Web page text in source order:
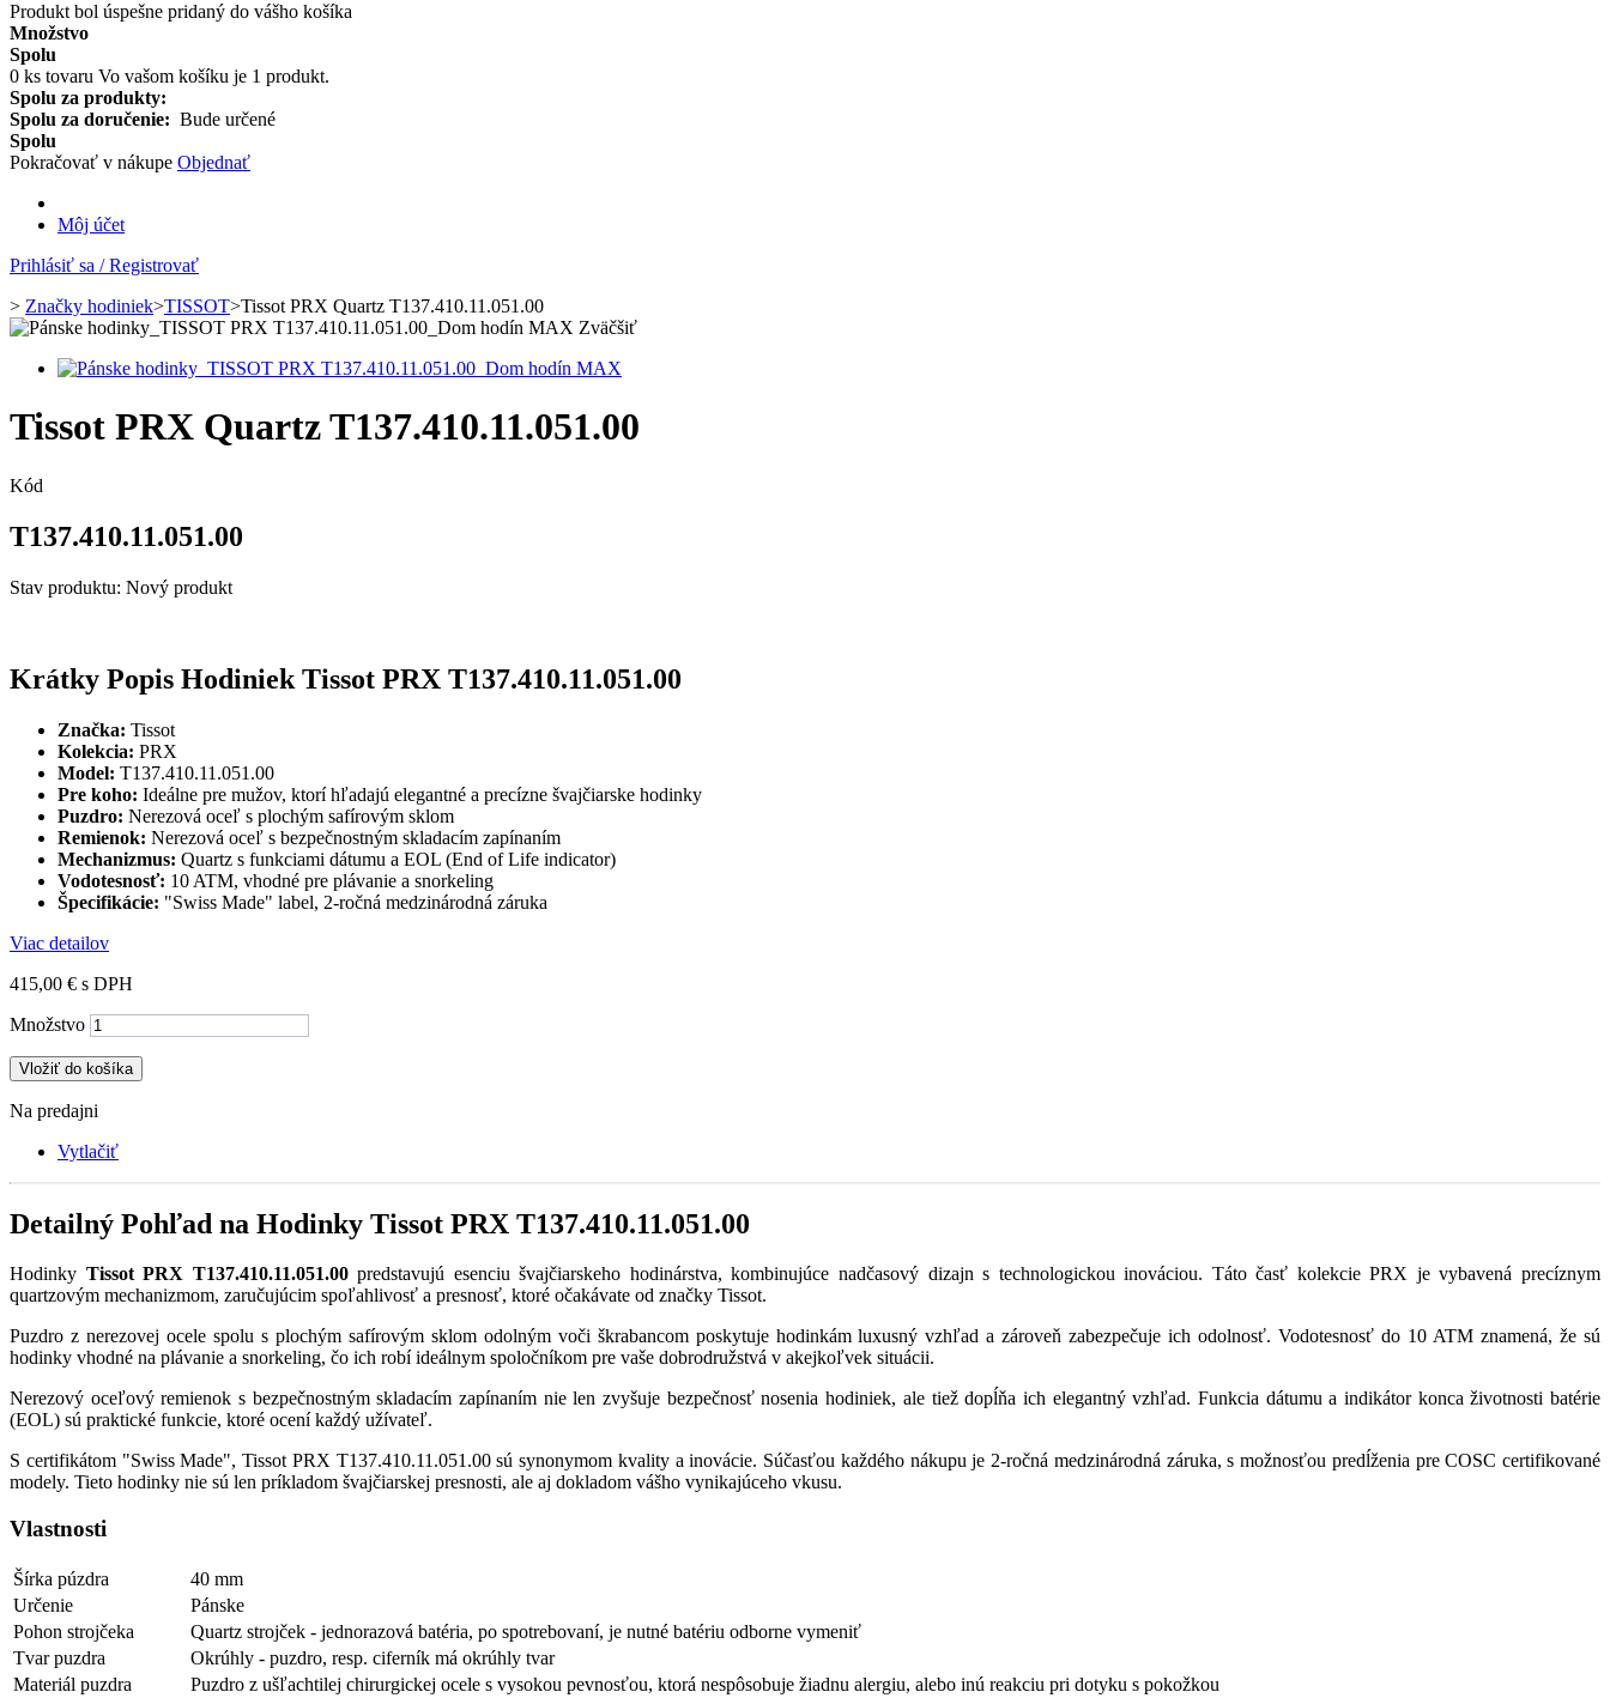
Produkt bol úspešne pridaný do vášho košíka
Množstvo
Spolu
0 ks tovaru Vo vašom košíku je 1 produkt.
Spolu za produkty:
Spolu za doručenie: Bude určené
Spolu
Pokračovať v nákupe Objednať
Môj účet
Prihlásiť sa / Registrovať
> Značky hodiniek>TISSOT>Tissot PRX Quartz T137.410.11.051.00
Zväčšiť
Tissot PRX Quartz T137.410.11.051.00
Kód
T137.410.11.051.00
Stav produktu: Nový produkt
Krátky Popis Hodiniek Tissot PRX T137.410.11.051.00
Značka: Tissot
Kolekcia: PRX
Model: T137.410.11.051.00
Pre koho: Ideálne pre mužov, ktorí hľadajú elegantné a precízne švajčiarske hodinky
Puzdro: Nerezová oceľ s plochým safírovým sklom
Remienok: Nerezová oceľ s bezpečnostným skladacím zapínaním
Mechanizmus: Quartz s funkciami dátumu a EOL (End of Life indicator)
Vodotesnosť: 10 ATM, vhodné pre plávanie a snorkeling
Špecifikácie: "Swiss Made" label, 2-ročná medzinárodná záruka
Viac detailov
415,00 € s DPH
Množstvo
Vložiť do košíka
Na predajni
Vytlačiť
Detailný Pohľad na Hodinky Tissot PRX T137.410.11.051.00
Hodinky Tissot PRX T137.410.11.051.00predstavujú esenciu švajčiarskeho hodinárstva, kombinujúce nadčasový dizajn s technologickou inováciou. Táto časť kolekcie PRX je vybavená precíznym
quartzovým mechanizmom, zaručujúcim spoľahlivosť a presnosť, ktoré očakávate od značky Tissot.
Puzdro z nerezovej ocele spolu s plochým safírovým sklom odolným voči škrabancom poskytuje hodinkám luxusný vzhľad a zároveň zabezpečuje ich odolnosť. Vodotesnosť do 10 ATM znamená, že sú
hodinky vhodné na plávanie a snorkeling, čo ich robí ideálnym spoločníkom pre vaše dobrodružstvá v akejkoľvek situácii.
Nerezový oceľový remienok s bezpečnostným skladacím zapínaním nie len zvyšuje bezpečnosť nosenia hodiniek, ale tiež dopĺňa ich elegantný vzhľad. Funkcia dátumu a indikátor konca životnosti batérie
(EOL) sú praktické funkcie, ktoré ocení každý užívateľ.
S certifikátom "Swiss Made", Tissot PRX T137.410.11.051.00 sú synonymom kvality a inovácie. Súčasťou každého nákupu je 2-ročná medzinárodná záruka, s možnosťou predĺženia pre COSC certifikované
modely. Tieto hodinky nie sú len príkladom švajčiarskej presnosti, ale aj dokladom vášho vynikajúceho vkusu.
Vlastnosti
Šírka púzdra
40 mm
Určenie
Pánske
Pohon strojčeka
Quartz strojček - jednorazová batéria, po spotrebovaní, je nutné batériu odborne vymeniť
Tvar puzdra
Okrúhly - puzdro, resp. ciferník má okrúhly tvar
Materiál puzdra
Puzdro z ušľachtilej chirurgickej ocele s vysokou pevnosťou, ktorá nespôsobuje žiadnu alergiu, alebo inú reakciu pri dotyku s pokožkou